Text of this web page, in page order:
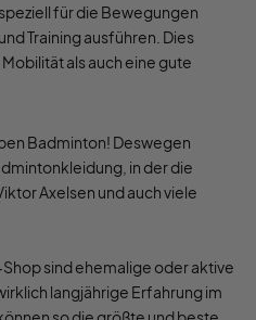
für die Bewegungen
Training ausführen. Dies
als auch eine gute
Badminton! Deswegen
in der die
Axelsen und auch viele
sind ehemalige oder aktive
langjährige Erfahrung im